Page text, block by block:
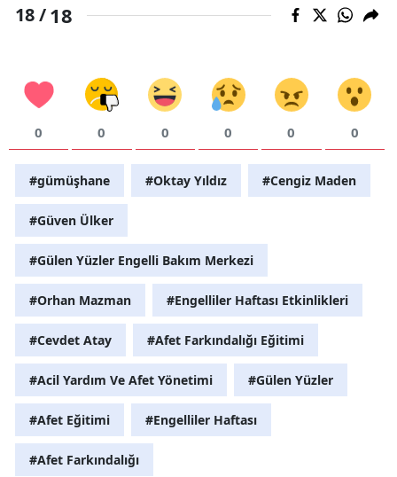
18 /18
0 0 0 0 0 0
#gümüşhane #Oktay Yıldız #Cengiz Maden
#Güven Ülker
#Gülen Yüzler Engelli Bakım Merkezi
#Orhan Mazman #Engelliler Haftası Etkinlikleri
#Cevdet Atay #Afet Farkındalığı Eğitimi
#Acil Yardım Ve Afet Yönetimi #Gülen Yüzler
#Afet Eğitimi #Engelliler Haftası
#Afet Farkındalığı